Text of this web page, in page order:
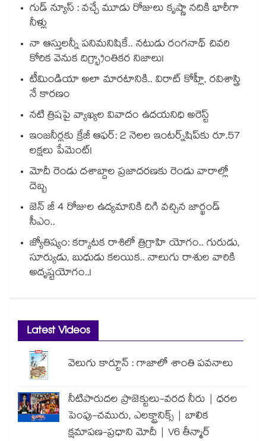
గుడ్ న్యూస్ : వచ్చే మూడు రోజులు కృష్ణా నదికి భారీగా
నీళ్లు
నా ఆస్తులన్నీ పనిమనిషికే.. నటుడు రంగనాథ్ చివరి
కోరిక వెనుక దిగ్భ్రాంతికర నిజాలు!
టీమిండియా అలా మారటానికి.. విరాట్ కోహ్లీ, రవిశాస్త్రి
నే కారణం
నటి త్రిషపై వ్యాఖ్యల వివాదం ఉదయనిధి అరెస్ట్
ఇంజనీర్లకు క్రేజీ ఆఫర్: 2 నెలల ఇంటర్న్‌షిప్‌కు రూ.57
లక్షలు పేమెంట్!
మోదీ రెండు దశాబ్దాల ప్రజాదరణకు రెండు వారాల్లో
దెబ్బ
జెన్ జీ 4 రోజుల ఉద్యమానికి దిగి వచ్చిన జార్ఖండ్
సీఎం..
జ్యోతిష్యం: కర్కాటక రాశిలో త్రిగ్రాహి యోగం.. గురుడు,
సూర్యుడు, బుధుడు కలయిక.. నాలుగు రాశుల వారికి
అదృష్టయోగం..!
Latest Videos
వెలుగు కార్టూన్ : గాజాలో శాంతి పవనాలు
నీటిపారుదల ప్రాజెక్టులు-వరద నీరు | ధరల
పెంపు-చమురు, ఎలక్ట్రానిక్స్ | బాలిక
క్షమాపణ-ప్రధాని మోదీ | V6 తీన్మార్